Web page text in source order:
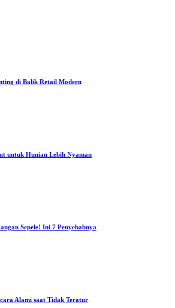
di Balik Retail Modern
untuk Hunian Lebih Nyaman
Sepele! Ini 7 Penyebabnya
Alami saat Tidak Teratur